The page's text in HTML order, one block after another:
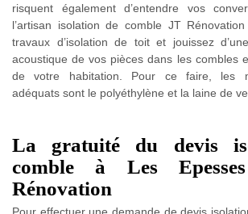
risquent également d’entendre vos
l’artisan isolation de comble JT
travaux d’isolation de toit et jouissez
acoustique de vos pièces dans les combles
de votre habitation. Pour ce faire, les
adéquats sont le polyéthylène et la laine de
La gratuité du devis
comble à Les
Rénovation